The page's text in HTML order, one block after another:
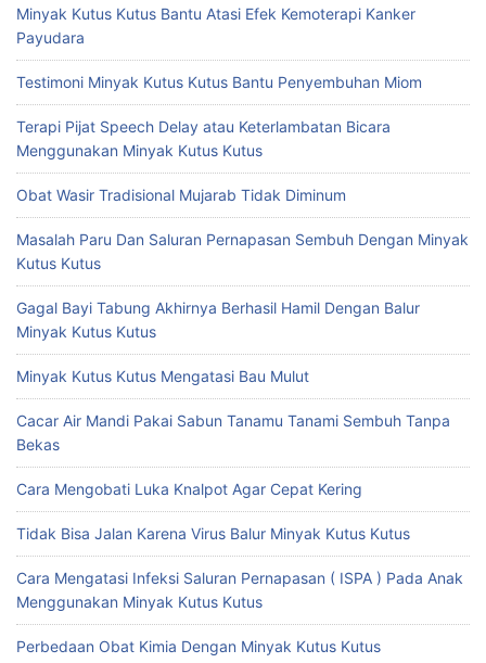
Minyak Kutus Kutus Bantu Atasi Efek Kemoterapi Kanker
Payudara
Testimoni Minyak Kutus Kutus Bantu Penyembuhan Miom
Terapi Pijat Speech Delay atau Keterlambatan Bicara
Menggunakan Minyak Kutus Kutus
Obat Wasir Tradisional Mujarab Tidak Diminum
Masalah Paru Dan Saluran Pernapasan Sembuh Dengan Minyak
Kutus Kutus
Gagal Bayi Tabung Akhirnya Berhasil Hamil Dengan Balur
Minyak Kutus Kutus
Minyak Kutus Kutus Mengatasi Bau Mulut
Cacar Air Mandi Pakai Sabun Tanamu Tanami Sembuh Tanpa
Bekas
Cara Mengobati Luka Knalpot Agar Cepat Kering
Tidak Bisa Jalan Karena Virus Balur Minyak Kutus Kutus
Cara Mengatasi Infeksi Saluran Pernapasan ( ISPA ) Pada Anak
Menggunakan Minyak Kutus Kutus
Perbedaan Obat Kimia Dengan Minyak Kutus Kutus